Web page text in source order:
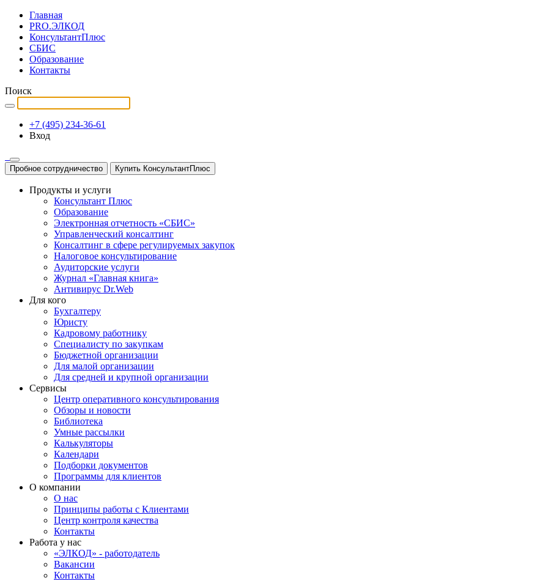
Главная
PRO.ЭЛКОД
КонсультантПлюс
СБИС
Образование
Контакты
Поиск
+7 (495) 234-36-61
Вход
Пробное сотрудничество Купить КонсультантПлюс
Продукты и услуги
Консультант Плюс
Образование
Электронная отчетность «СБИС»
Управленческий консалтинг
Консалтинг в сфере регулируемых закупок
Налоговое консультирование
Аудиторские услуги
Журнал «Главная книга»
Антивирус Dr.Web
Для кого
Бухгалтеру
Юристу
Кадровому работнику
Специалисту по закупкам
Бюджетной организации
Для малой организации
Для средней и крупной организации
Сервисы
Центр оперативного консультирования
Обзоры и новости
Библиотека
Умные рассылки
Калькуляторы
Календари
Подборки документов
Программы для клиентов
О компании
О нас
Принципы работы с Клиентами
Центр контроля качества
Контакты
Работа у нас
«ЭЛКОД» - работодатель
Вакансии
Контакты